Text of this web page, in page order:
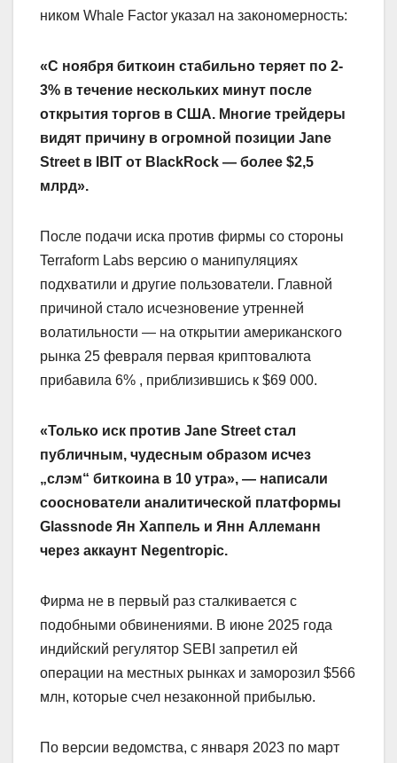
ником Whale Factor указал на закономерность:
«С ноября биткоин стабильно теряет по 2-
3% в течение нескольких минут после
открытия торгов в США. Многие трейдеры
видят причину в огромной позиции Jane
Street в IBIT от BlackRock — более $2,5
млрд».
После подачи иска против фирмы со стороны
Terraform Labs версию о манипуляциях
подхватили и другие пользователи. Главной
причиной стало исчезновение утренней
волатильности — на открытии американского
рынка 25 февраля первая криптовалюта
прибавила 6% , приблизившись к $69 000.
«Только иск против Jane Street стал
публичным, чудесным образом исчез
„слэм“ биткоина в 10 утра», — написали
сооснователи аналитической платформы
Glassnode Ян Хаппель и Янн Аллеманн
через аккаунт Negentropic.
Фирма не в первый раз сталкивается с
подобными обвинениями. В июне 2025 года
индийский регулятор SEBI запретил ей
операции на местных рынках и заморозил $566
млн, которые счел незаконной прибылью.
По версии ведомства, с января 2023 по март